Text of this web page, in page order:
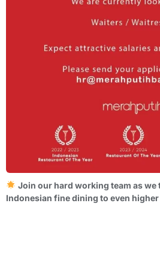
Join our hard working team as we
Indonesian fine dining to even